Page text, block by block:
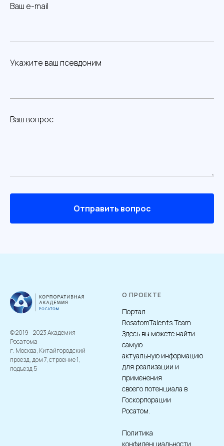
Ваш e-mail
Укажите ваш псевдоним
Ваш вопрос
Отправить вопрос
© 2019 - 2023 Академия
Росатома
г. Москва, Китайгородский
проезд, дом 7, строение 1,
подъезд 5
О ПРОЕКТЕ
Портал
RosatomTalents.Team
Здесь вы можете найти
самую
актуальную информацию
для реализации и
применения
своего потенциала в
Госкорпорации
Росатом.
Политика
конфиденциальности